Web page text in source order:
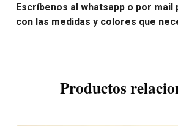
Escríbenos al whatsapp o por mail
con las medidas y colores que
Productos